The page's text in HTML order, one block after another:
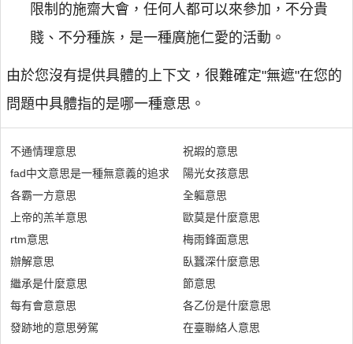
限制的施齋大會，任何人都可以來參加，不分貴
賤、不分種族，是一種廣施仁愛的活動。
由於您沒有提供具體的上下文，很難確定"無遮"在您的
問題中具體指的是哪一種意思。
不通情理意思
fad中文意思是一種無意義的追求
各霸一方意思
上帝的羔羊意思
rtm意思
辦解意思
繼承是什麼意思
每有會意意思
發跡地的意思勞駕
祝嘏的意思
陽光女孩意思
全軀意思
歐莫是什麼意思
梅雨鋒面意思
臥蠶深什麼意思
節意思
各乙份是什麼意思
在臺聯絡人意思